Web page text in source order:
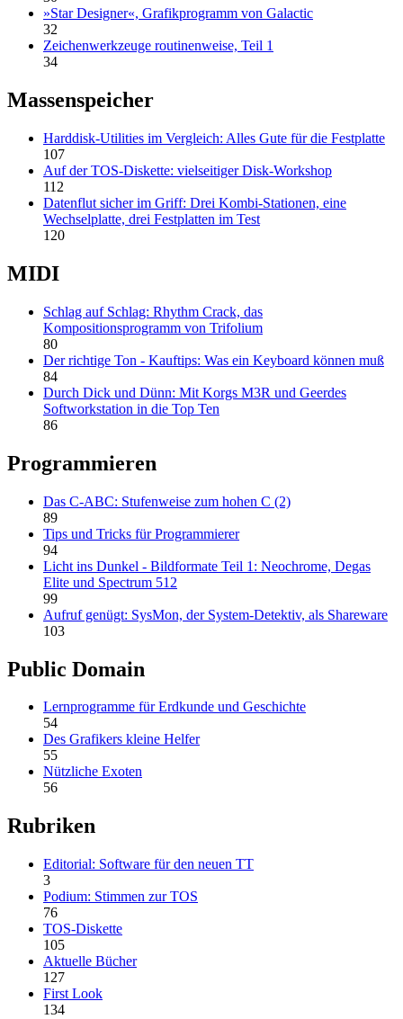
»Star Designer«, Grafikprogramm von Galactic
32
Zeichenwerkzeuge routinenweise, Teil 1
34
Massenspeicher
Harddisk-Utilities im Vergleich: Alles Gute für die Festplatte
107
Auf der TOS-Diskette: vielseitiger Disk-Workshop
112
Datenflut sicher im Griff: Drei Kombi-Stationen, eine
Wechselplatte, drei Festplatten im Test
120
MIDI
Schlag auf Schlag: Rhythm Crack, das
Kompositionsprogramm von Trifolium
80
Der richtige Ton - Kauftips: Was ein Keyboard können muß
84
Durch Dick und Dünn: Mit Korgs M3R und Geerdes
Softworkstation in die Top Ten
86
Programmieren
Das C-ABC: Stufenweise zum hohen C (2)
89
Tips und Tricks für Programmierer
94
Licht ins Dunkel - Bildformate Teil 1: Neochrome, Degas
Elite und Spectrum 512
99
Aufruf genügt: SysMon, der System-Detektiv, als Shareware
103
Public Domain
Lernprogramme für Erdkunde und Geschichte
54
Des Grafikers kleine Helfer
55
Nützliche Exoten
56
Rubriken
Editorial: Software für den neuen TT
3
Podium: Stimmen zur TOS
76
TOS-Diskette
105
Aktuelle Bücher
127
First Look
134